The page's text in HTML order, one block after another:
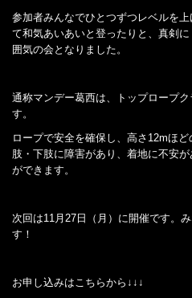
参加者みんなでひとつずつレベルを
て和気あいあいと登ったりと、真剣
囲気の会となりました。
通称マンデー葛西は、トップロープ
す。
ロープで安全を確保し、高さ12mほ
肢・下肢に障害があり、着地に不安
ができます。
次回は11月27日（月）に開催です。
す！
お申し込みはこちらから↓↓↓